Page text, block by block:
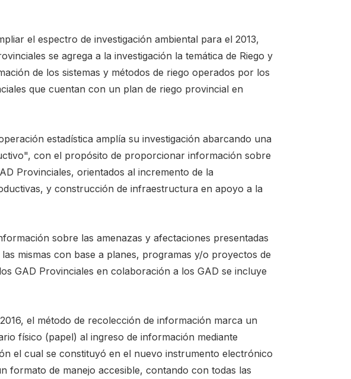
el espectro de investigación ambiental para el 2013,
se agrega a la investigación la temática de Riego y
de los sistemas y métodos de riego operados por los
que cuentan con un plan de riego provincial en
estadística amplía su investigación abarcando una
con el propósito de proporcionar información sobre
Provinciales, orientados al incremento de la
y construcción de infraestructura en apoyo a la
sobre las amenazas y afectaciones presentadas
mismas con base a planes, programas y/o proyectos de
GAD Provinciales en colaboración a los GAD se incluye
el método de recolección de información marca un
físico (papel) al ingreso de información mediante
el cual se constituyó en el nuevo instrumento electrónico
formato de manejo accesible, contando con todas las